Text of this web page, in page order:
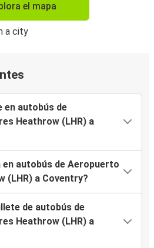
el mapa
en autobús de
Heathrow (LHR) a
en autobús de Aeropuerto
(LHR) a Coventry?
de autobús de
Heathrow (LHR) a